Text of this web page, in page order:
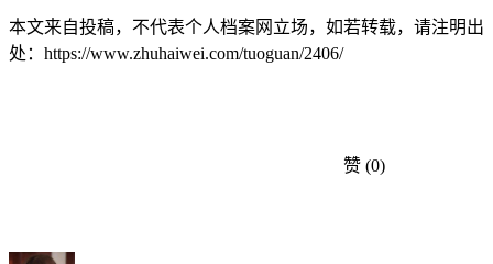
本文来自投稿，不代表个人档案网立场，如若转载，请注明出
处：https://www.zhuhaiwei.com/tuoguan/2406/
赞 (0)